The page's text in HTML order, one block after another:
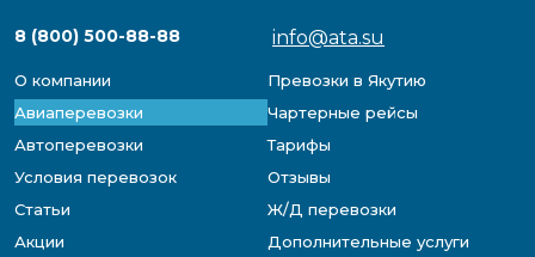
8 (800) 500-88-88 info@ata.su
О компании
Превозки в Якутию
Авиаперевозки
Чартерные рейсы
Автоперевозки
Тарифы
Условия перевозок
Отзывы
Статьи
Ж/Д перевозки
Акции
Дополнительные услуги